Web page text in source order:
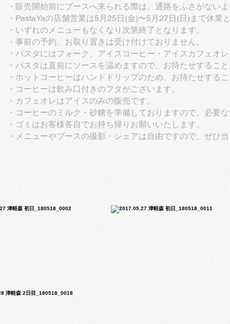
・販売開始前にブースへ来られる際は、通路をふさがない
・PastaYaの店舗営業は5月25日(金)〜5月27日(日)まで休業
・いずれのメニューもなくなり次第終了となります。
・事前の予約、お取り置きは受け付けておりません。
・パスタにはフォーク、アイスコーヒー・アイスカフェオ
・パスタは直前にソースを温めますので、お待たせするこ
・ホットコーヒーはハンドドリップのため、お待たせする
・コーヒーは飲み口付きのフタがございます。
・カフェオレはアイスのみの販売です。
・コーヒーのミルク・砂糖を準備しておりますので、必要
・ゴミはお客様各自でお持ち帰りお願いいたします。
・メニューやブースの撮影・シェアは自由ですので、ぜひ